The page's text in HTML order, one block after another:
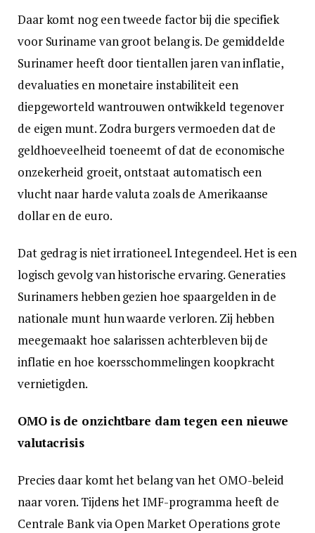
Daar komt nog een tweede factor bij die specifiek
voor Suriname van groot belang is. De gemiddelde
Surinamer heeft door tientallen jaren van inflatie,
devaluaties en monetaire instabiliteit een
diepgeworteld wantrouwen ontwikkeld tegenover
de eigen munt. Zodra burgers vermoeden dat de
geldhoeveelheid toeneemt of dat de economische
onzekerheid groeit, ontstaat automatisch een
vlucht naar harde valuta zoals de Amerikaanse
dollar en de euro.
Dat gedrag is niet irrationeel. Integendeel. Het is een
logisch gevolg van historische ervaring. Generaties
Surinamers hebben gezien hoe spaargelden in de
nationale munt hun waarde verloren. Zij hebben
meegemaakt hoe salarissen achterbleven bij de
inflatie en hoe koersschommelingen koopkracht
vernietigden.
OMO is de onzichtbare dam tegen een nieuwe
valutacrisis
Precies daar komt het belang van het OMO-beleid
naar voren. Tijdens het IMF-programma heeft de
Centrale Bank via Open Market Operations grote